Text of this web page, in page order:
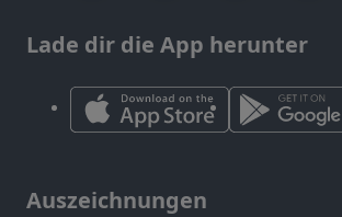
Lade dir die App herunter
Auszeichnungen